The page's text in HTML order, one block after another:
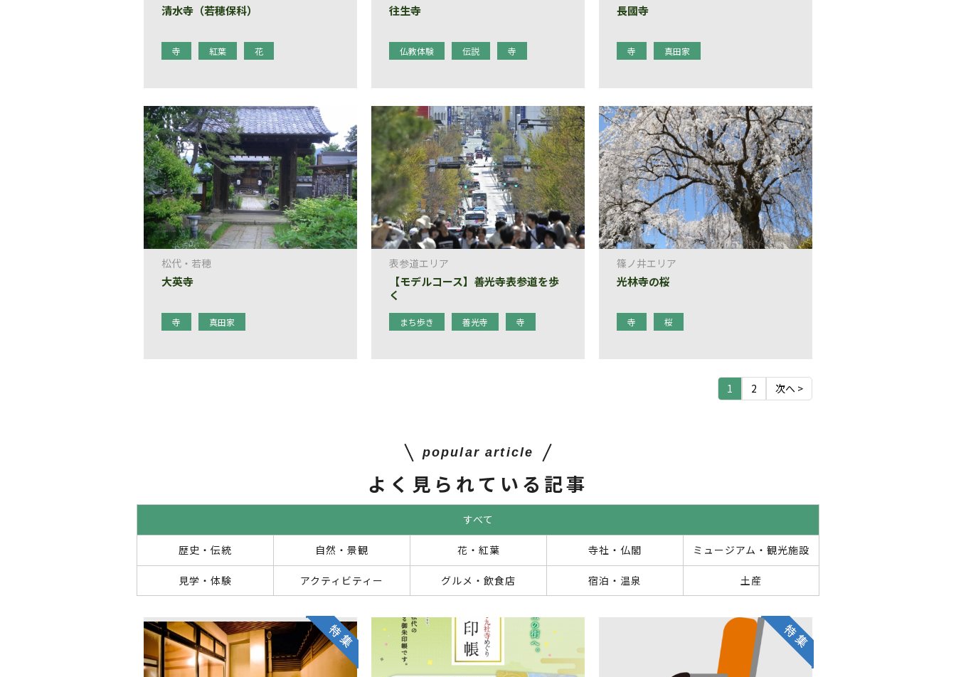
清水寺（若穂保科）
寺 紅葉 花
往生寺
仏教体験 伝説 寺
長國寺
寺 真田家
松代・若穂
大英寺
寺 真田家
表参道エリア
【モデルコース】善光寺表参道を歩
く
まち歩き 善光寺 寺
篠ノ井エリア
光林寺の桜
寺 桜
1 2 次へ >
popular article
よく見られている記事
すべて
歴史・伝統 自然・景観 花・紅葉 寺社・仏閣 ミュージアム・観光施設
見学・体験 アクティビティー グルメ・飲食店 宿泊・温泉 土産